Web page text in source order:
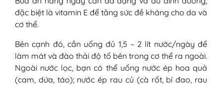
đặc biệt là vitamin E để tăng sức đề kháng cho da và
cơ thể.
Bên cạnh đó, cần uống đủ 1,5 – 2 lít nước/ngày để
làm mát và đào thải độ tố bên trong cơ thể ra ngoài.
Ngoài nước lọc, bạn có thể uống nước ép hoa quả
(cam, dứa, táo); nước ép rau củ (cà rốt, bí đao, rau